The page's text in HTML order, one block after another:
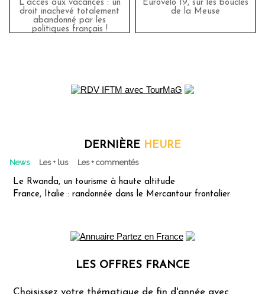
L’accès aux vacances : un
droit inachevé totalement
abandonné par les
politiques français !
Eurovélo 19, sur les boucles
de la Meuse
DERNIÈRE HEURE
News Les + lus Les + commentés
Le Rwanda, un tourisme à haute altitude
France, Italie : randonnée dans le Mercantour frontalier
LES OFFRES FRANCE
Choisissez votre thématique de fin d'année avec